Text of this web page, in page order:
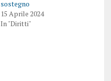
sostegno
15 Aprile 2024
In "Diritti"